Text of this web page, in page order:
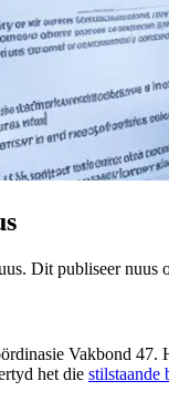
Dit publiseer nuus
Vakbond
het die stilstaande